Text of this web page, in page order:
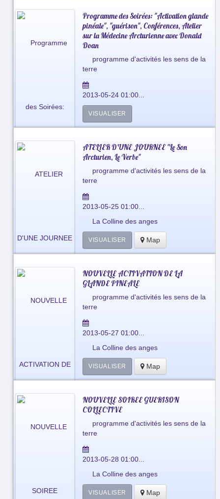
Programme des Soirées: "Activation glande
pinéale", "guérison", Conférences, Atelier
sur la Médecine Arcturienne avec Donald
Doan‏
programme d'activités les sens de la
terre
2013-05-24 01:00...
VISUALISER
ATELIER D'UNE JOURNEE "Le Son
Arcturien, Le Verbe"
programme d'activités les sens de la
terre
2013-05-25 01:00...
La Colline des anges
VISUALISER Map
NOUVELLE ACTIVATION DE LA
GLANDE PINEALE
programme d'activités les sens de la
terre
2013-05-27 01:00...
La Colline des anges
VISUALISER Map
NOUVELLE SOIREE GUERISON
COLLECTIVE
programme d'activités les sens de la
terre
2013-05-28 01:00...
La Colline des anges
VISUALISER Map